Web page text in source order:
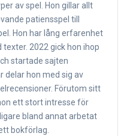
av spel. Hon gillar allt
patiensspel till
Hon har lång erfarenhet
2022 gick hon ihop
startade sajten
delar hon med sig av
Förutom sitt
ett stort intresse för
bland annat arbetat
bokförlag.